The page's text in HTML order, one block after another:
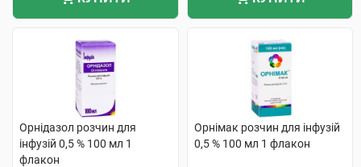
Орнідазол розчин для
інфузій 0,5 % 100 мл 1
флакон
Орнімак розчин для інфузій
0,5 % 100 мл 1 флакон